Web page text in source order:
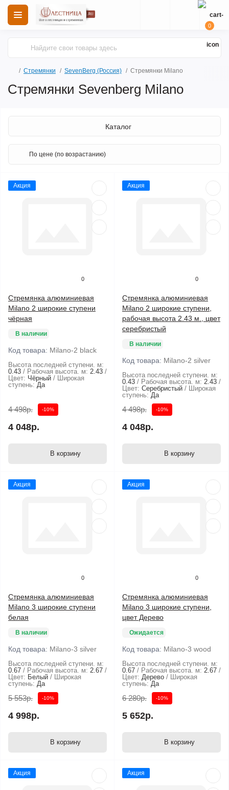
0
Стремянки SevenBerg (Россия) Стремянки Milano
Стремянки Sevenberg Milano
Каталог
Акция
0
Стремянка алюминиевая
Milano 2 широкие ступени
чёрная
В наличии
Код товара: Milano-2 black
Высота последней ступени. м:
0.43
Рабочая высота. м: 2.43
Цвет: Чёрный
Широкая
ступень: Да
4 498р. -10%
4 048р.
В корзину
Акция
0
Стремянка алюминиевая
Milano 2 широкие ступени,
рабочая высота 2.43 м., цвет
серебристый
В наличии
Код товара: Milano-2 silver
Высота последней ступени. м:
0.43
Рабочая высота. м: 2.43
Цвет: Серебристый
Широкая
ступень: Да
4 498р. -10%
4 048р.
В корзину
Акция
0
Стремянка алюминиевая
Milano 3 широкие ступени
белая
В наличии
Код товара: Milano-3 silver
Высота последней ступени. м:
0.67
Рабочая высота. м: 2.67
Цвет: Белый
Широкая
ступень: Да
5 553р. -10%
4 998р.
В корзину
Акция
0
Стремянка алюминиевая
Milano 3 широкие ступени,
цвет Дерево
Ожидается
Код товара: Milano-3 wood
Высота последней ступени. м:
0.67
Рабочая высота. м: 2.67
Цвет: Дерево
Широкая
ступень: Да
6 280р. -10%
5 652р.
В корзину
Акция Акция